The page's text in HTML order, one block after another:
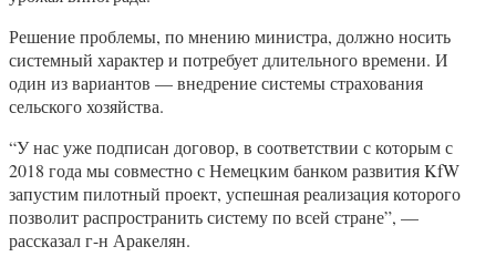
Решение проблемы, по мнению министра, должно носить
системный характер и потребует длительного времени. И
один из вариантов — внедрение системы страхования
сельского хозяйства.
“У нас уже подписан договор, в соответствии с которым с
2018 года мы совместно с Немецким банком развития KfW
запустим пилотный проект, успешная реализация которого
позволит распространить систему по всей стране”, —
рассказал г-н Аракелян.